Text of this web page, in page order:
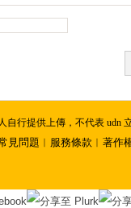
行提供上傳，不代表 udn 立
見問題 ︱ 服務條款 ︱ 著作